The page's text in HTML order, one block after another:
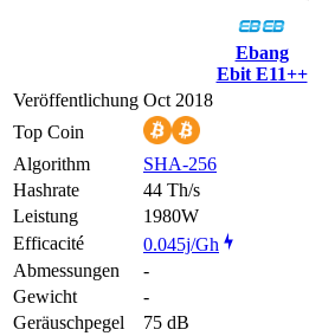
Ebang
Ebit E11++
Veröffentlichung Oct 2018
Top Coin
Algorithm
SHA-256
Hashrate
44 Th/s
Leistung
1980W
Efficacité
0.045j/Gh
Abmessungen
-
Gewicht
-
Geräuschpegel
75 dB